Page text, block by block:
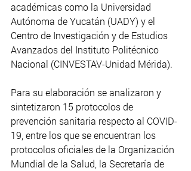
académicas como la Universidad
Autónoma de Yucatán (UADY) y el
Centro de Investigación y de Estudios
Avanzados del Instituto Politécnico
Nacional (CINVESTAV-Unidad Mérida).​
Para su elaboración se analizaron y
sintetizaron 15 protocolos de
prevención sanitaria respecto al COVID-
19, entre los que se encuentran los
protocolos oficiales de la Organización
Mundial de la Salud, la Secretaría de